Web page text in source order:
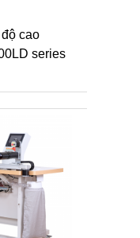
cao
series